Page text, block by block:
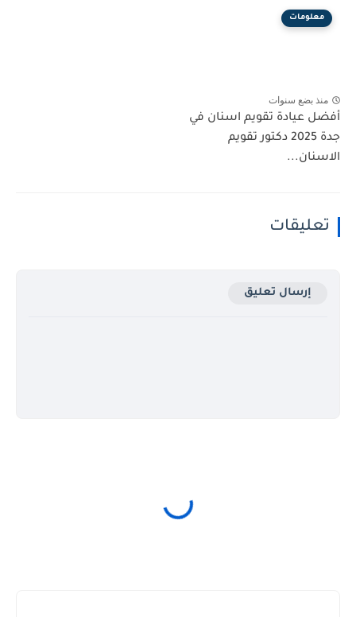
معلومات
منذ بضع سنوات
أفضل عيادة تقويم اسنان في
جدة 2025 دكتور تقويم
الاسنان...
تعليقات
إرسال تعليق